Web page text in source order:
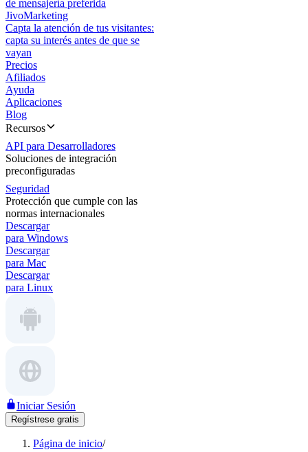
de mensajería preferida
JivoMarketing
Capta la atención de tus visitantes:
capta su interés antes de que se
vayan
Precios
Afiliados
Ayuda
Aplicaciones
Blog
Recursos
API para Desarrolladores
Soluciones de integración
preconfiguradas
Seguridad
Protección que cumple con las
normas internacionales
Descargar
para Windows
Descargar
para Mac
Descargar
para Linux
Iniciar Sesión
Regístrese gratis
Página de inicio/